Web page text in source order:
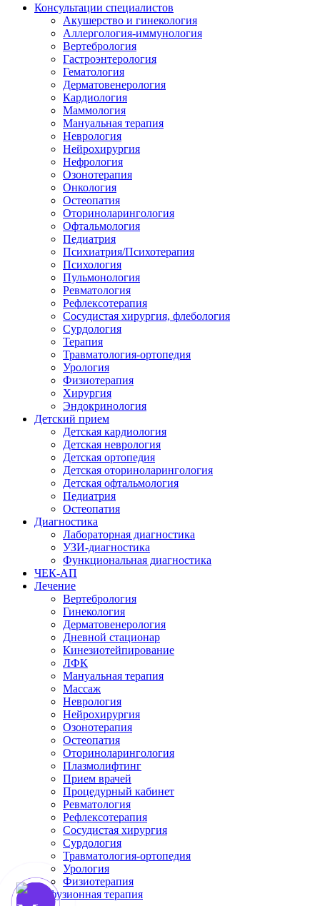
Консультации специалистов
Акушерство и гинекология
Аллергология-иммунология
Вертебрология
Гастроэнтерология
Гематология
Дерматовенерология
Кардиология
Маммология
Мануальная терапия
Неврология
Нейрохирургия
Нефрология
Озонотерапия
Онкология
Остеопатия
Оториноларингология
Офтальмология
Педиатрия
Психиатрия/Психотерапия
Психология
Пульмонология
Ревматология
Рефлексотерапия
Сосудистая хирургия, флебология
Сурдология
Терапия
Травматология-ортопедия
Урология
Физиотерапия
Хирургия
Эндокринология
Детский прием
Детская кардиология
Детская неврология
Детская ортопедия
Детская оториноларингология
Детская офтальмология
Педиатрия
Остеопатия
Диагностика
Лабораторная диагностика
УЗИ-диагностика
Функциональная диагностика
ЧЕК-АП
Лечение
Вертебрология
Гинекология
Дерматовенерология
Дневной стационар
Кинезиотейпирование
ЛФК
Мануальная терапия
Массаж
Неврология
Нейрохирургия
Озонотерапия
Остеопатия
Оториноларингология
Плазмолифтинг
Прием врачей
Процедурный кабинет
Ревматология
Рефлексотерапия
Сосудистая хирургия
Сурдология
Травматология-ортопедия
Урология
Физиотерапия
Инфузионная терапия